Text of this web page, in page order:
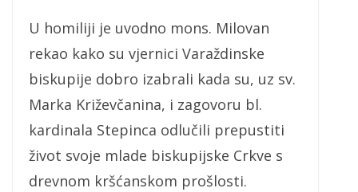
U homiliji je uvodno mons. Milovan
rekao kako su vjernici Varaždinske
biskupije dobro izabrali kada su, uz sv.
Marka Križevčanina, i zagovoru bl.
kardinala Stepinca odlučili prepustiti
život svoje mlade biskupijske Crkve s
drevnom kršćanskom prošlosti.